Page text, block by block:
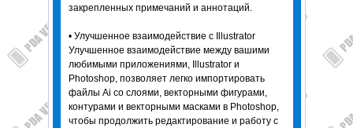
закрепленных примечаний и аннотаций.
• Улучшенное взаимодействие с Illustrator
Улучшенное взаимодействие между вашими
любимыми приложениями, Illustrator и
Photoshop, позволяет легко импортировать
файлы Ai со слоями, векторными фигурами,
контурами и векторными масками в Photoshop,
чтобы продолжить редактирование и работу с